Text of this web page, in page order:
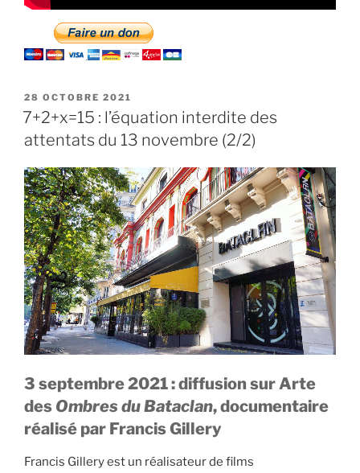
PUBLIÉ
LE
28 OCTOBRE 2021
7+2+x=15 : l’équation interdite des
attentats du 13 novembre (2/2)
3 septembre 2021 : diffusion sur Arte
des Ombres du Bataclan, documentaire
réalisé par Francis Gillery
Francis Gillery est un réalisateur de films